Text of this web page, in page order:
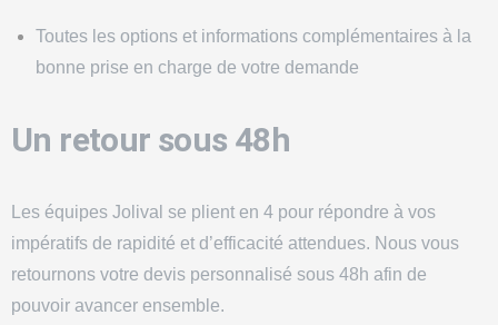
Toutes les options et informations complémentaires à la
bonne prise en charge de votre demande
Un retour sous 48h
Les équipes Jolival se plient en 4 pour répondre à vos
impératifs de rapidité et d’efficacité attendues. Nous vous
retournons votre devis personnalisé sous 48h afin de
pouvoir avancer ensemble.